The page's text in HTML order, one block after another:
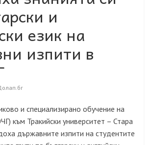
и
език на
изпити в
и специализирано обучение на
към Тракийски университет – Стара
държавните изпити на студентите